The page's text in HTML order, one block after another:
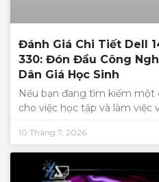
Đánh Giá Chi Tiết Dell
330: Đón Đầu Công
Dân Giá Học Sinh
Nếu bạn đang tìm kiếm một
cho việc học tập và làm việc
10 Tháng 7, 2026